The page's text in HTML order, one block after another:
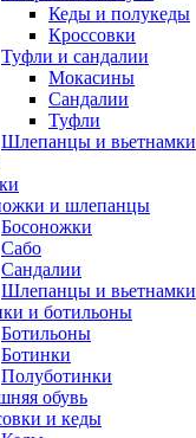
Кеды и полукеды
Кроссовки
Туфли и сандалии
Мокасины
Сандалии
Туфли
Шлепанцы и вьетнамки
и шлепанцы
Босоножки
Сабо
Сандалии
Шлепанцы и вьетнамки
и ботильоны
Ботильоны
Ботинки
Полуботинки
обувь
и кеды